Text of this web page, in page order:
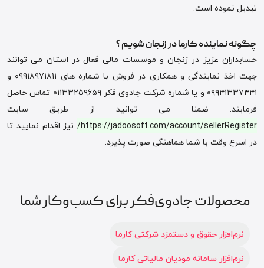
تبدیل نموده است.
چگونه نماینده کارما در زنجان شویم ؟
حسابداران عزیز در زنجان و موسسات مالی فعال در استان می توانند
جهت اخذ نمایندگی و همکاری در فروش با شماره های ۰۹۹۱۸۹۷۱۸۱۱ و
۰۹۹۴۱۳۳۷۴۴۱ و یا شماره شرکت جادوی فکر ۰۱۱۳۳۲۵۹۶۵۹ تماس حاصل
فرمایند. ضمنا می توانید از طریق سایت
https://jadoosoft.com/account/sellerRegister/ نیز اقدام نمایید تا
در اسرع وقت با شما هماهنگی صورت پذیرد.
محصولات جادوی‌فکر برای کسب‌وکار شما
نرم‌افزار حقوق و دستمزد شرکتی کارما
نرم‌افزار سامانه مودیان مالیاتی کارما